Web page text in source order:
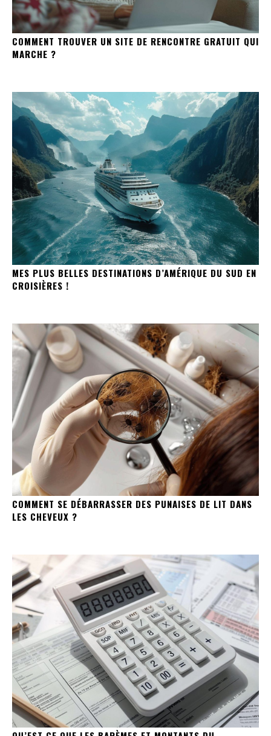
COMMENT TROUVER UN SITE DE RENCONTRE GRATUIT QUI
MARCHE ?
MES PLUS BELLES DESTINATIONS D’AMÉRIQUE DU SUD EN
CROISIÈRES !
COMMENT SE DÉBARRASSER DES PUNAISES DE LIT DANS
LES CHEVEUX ?